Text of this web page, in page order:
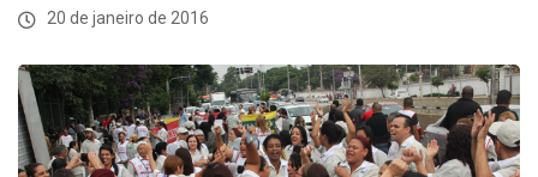
20 de janeiro de 2016